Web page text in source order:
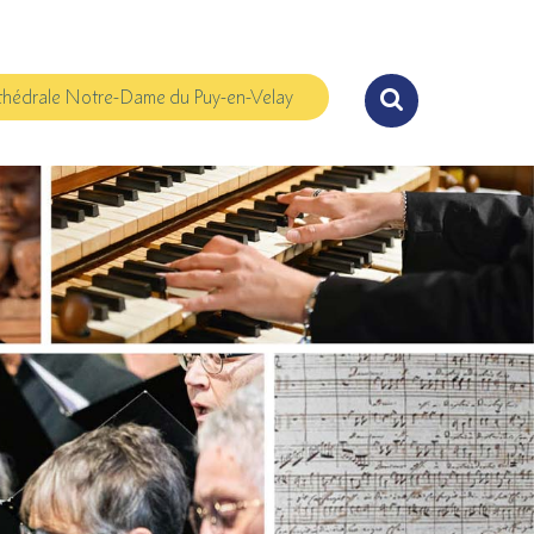
Notre-Dame du Puy-en-Velay